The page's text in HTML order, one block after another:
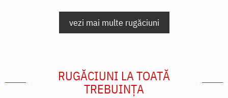
vezi mai multe rugăciuni
RUGĂCIUNI LA TOATĂ
TREBUINȚA